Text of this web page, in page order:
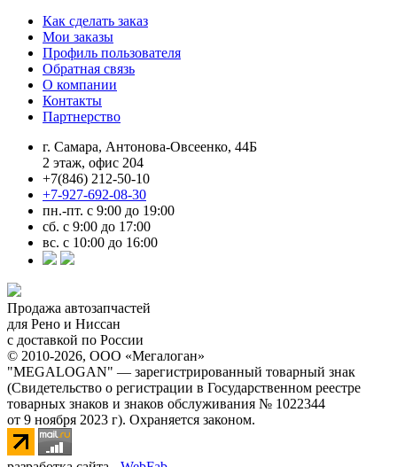
Как сделать заказ
Мои заказы
Профиль пользователя
Обратная связь
О компании
Контакты
Партнерство
г. Самара, Антонова-Овсеенко, 44Б
2 этаж, офис 204
+7(846) 212-50-10
+7-927-692-08-30
пн.-пт. с 9:00 до 19:00
сб. с 9:00 до 17:00
вс. с 10:00 до 16:00
Продажа автозапчастей
для Рено и Ниссан
с доставкой по России
© 2010-2026, ООО «Мегалоган»
"MEGALOGAN" — зарегистрированный товарный знак
(Свидетельство о регистрации в Государственном реестре
товарных знаков и знаков обслуживания № 1022344
от 9 ноября 2023 г). Охраняется законом.